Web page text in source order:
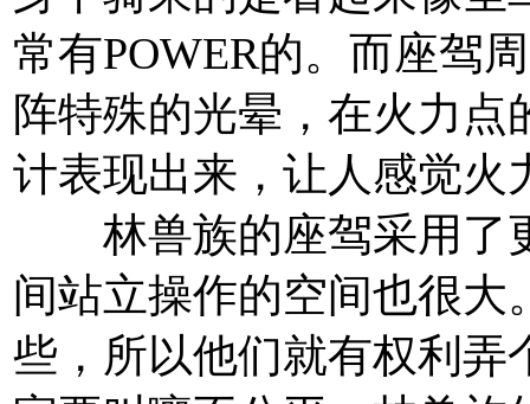
常有POWER的。而座驾
阵特殊的光晕，在火力
计表现出来，让人感觉火
林兽族的座驾采用了
间站立操作的空间也很大
些，所以他们就有权利弄